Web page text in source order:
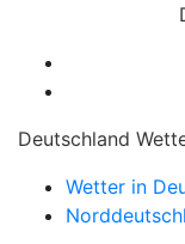
content
Deutschland
Wetter in